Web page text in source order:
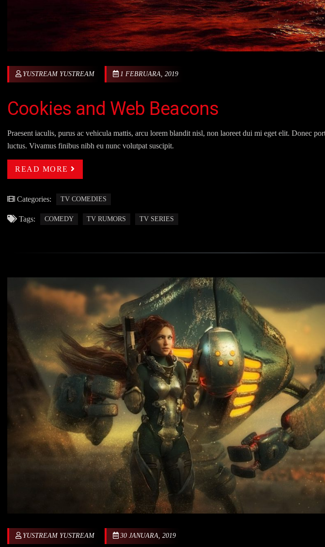
YUSTREAM YUSTREAM 1 FEBRUARA, 2019
Cookies and Web Beacons
Praesent iaculis, purus ac vehicula mattis, arcu lorem blandit nisl, non laoreet dui mi eget elit. Donec
luctus. Vivamus finibus nibh eu nunc volutpat suscipit.
READ MORE
Categories: TV COMEDIES
Tags: COMEDY TV RUMORS TV SERIES
YUSTREAM YUSTREAM 30 JANUARA, 2019